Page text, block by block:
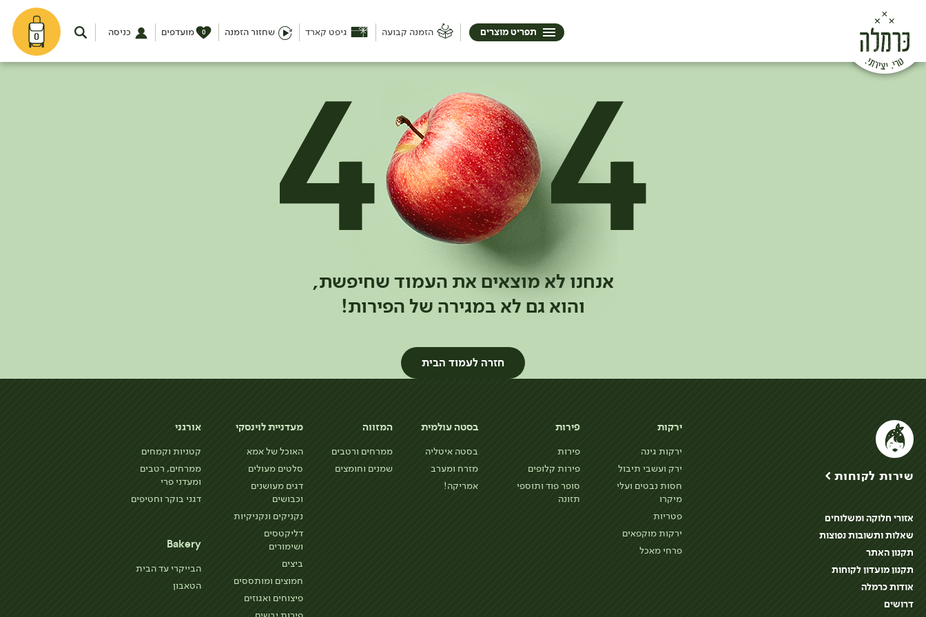
0 הזמנה קבועה גיפט קארד שחזור הזמנה מועדפים 0 כניסה תפריט מוצרים
אנחנו לא מוצאים את העמוד שחיפשת,
והוא גם לא במגירה של הפירות!
חזרה לעמוד הבית
ירקות
ירקות גינה
ירק ועשבי תיבול
חסות נבטים ועלי
מיקרו
פטריות
ירקות מוקפאים
פרחי מאכל
פירות
פירות
פירות קלופים
סופר פוד ותוספי
תזונה
בסטה עולמית
בסטה איטליה
מזרח ומערב
אמריקה!
המזווה
ממרחים ורטבים
שמנים וחומצים
מעדניית לוינסקי
האוכל של אמא
סלטים מעולים
דגים מעושנים
וכבושים
נקניקים ונקניקיות
דליקטסים
ושימורים
ביצים
חמוצים ומותססים
פיצוחים ואגוזים
אורגני
קטניות וקמחים
ממרחים, רטבים
ומעדני פרי
דגני בוקר וחטיפים
Bakery
הבייקרי עד הבית
הטאבון
שירות לקוחות >
אזורי חלוקה ומשלוחים
שאלות ותשובות נפוצות
תקנון האתר
תקנון מועדון לקוחות
אודות כרמלה
דרושים